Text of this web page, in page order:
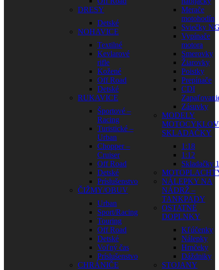
DRESY
Detské
NOHAVICE
Textilné
Kevlarové
rifle
Kožené
Off Road
Detské
RUKAVICE
Športové –
Racing
Turistické –
Urban
Chopper –
Cruiser
Off Road
Detské
Príslušenstvo
ČIŽMY/OBUV
Urban
Sport/Racing
Touring
Off Road
Detské
Voľný čas
Príslušenstvo
CHRÁNIČE
Merače
motohodín
Sviečky
Vypínače
motora
Smerovky
Žiarovky
Poistky
Prepínače
CDI
Zásuvky
MODELY
SKLADAČKY
1:18
1:12
Skladačky
NÁLEPKY NA
NÁDRŽ –
TANKPADY
OSTATNÉ
DOPLNKY
Kľúčenky
Nálepky
Hrnčeky
Dáždniky
STOJANY